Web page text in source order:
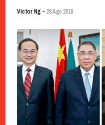
Victor Ng- 28 Ago 2018